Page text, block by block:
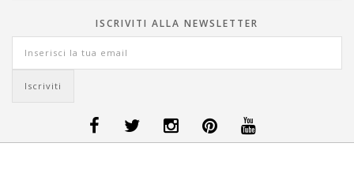
ISCRIVITI ALLA NEWSLETTER